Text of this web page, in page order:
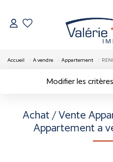
Accueil A vendre Appartement
Modifier les
Surface min
Achat / Vente
Appartement a